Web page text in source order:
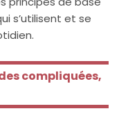
s’utilisent et se
compliquées,